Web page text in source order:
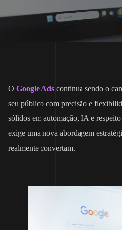
OGoogle Ads continua sendo o
seu público com precisão e
sólidos em automação, IA e
exige uma nova abordagem
realmente convertam.